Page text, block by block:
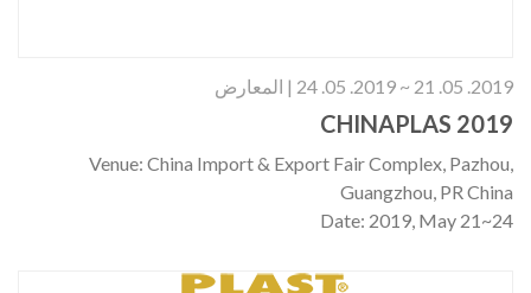
2019. 05. 21 ~ 2019. 05. 24 | المعارض
CHINAPLAS 2019
Venue: China Import & Export Fair Complex, Pazhou,
Guangzhou, PR China
Date: 2019, May 21~24